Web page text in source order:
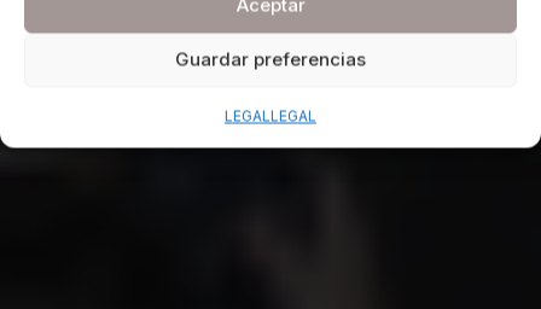
Aceptar
Guardar preferencias
LEGALLEGAL